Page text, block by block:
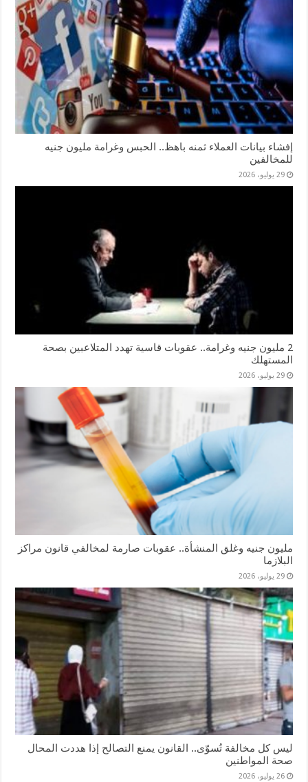
إفشاء بيانات العملاء ثمنه باهظ.. الحبس وغرامة مليون جنيه
للمخالفين
29 يوليو، 2026
2 مليون جنيه وغرامة.. عقوبات قاسية تهدد المتلاعبين بصحة
المستهلك
29 يوليو، 2026
مليون جنيه وغلق المنشأة.. عقوبات صارمة لمخالفي قانون مراكز
البلازما
29 يوليو، 2026
ليس كل مخالفة تُسوّى.. القانون يمنع التصالح إذا هددت المحال
صحة المواطنين
26 يوليو، 2026